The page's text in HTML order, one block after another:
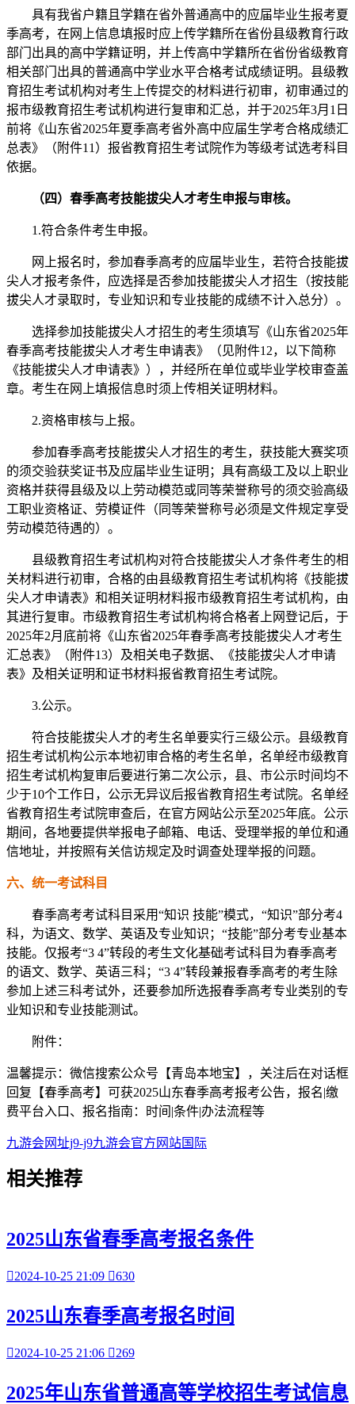
具有我省户籍且学籍在省外普通高中的应届毕业生报考夏
季高考，在网上信息填报时应上传学籍所在省份县级教育行政
部门出具的高中学籍证明，并上传高中学籍所在省份省级教育
相关部门出具的普通高中学业水平合格考试成绩证明。县级教
育招生考试机构对考生上传提交的材料进行初审，初审通过的
报市级教育招生考试机构进行复审和汇总，并于2025年3月1日
前将《山东省2025年夏季高考省外高中应届生学考合格成绩汇
总表》（附件11）报省教育招生考试院作为等级考试选考科目
依据。
（四）春季高考技能拔尖人才考生申报与审核。
1.符合条件考生申报。
网上报名时，参加春季高考的应届毕业生，若符合技能拔
尖人才报考条件，应选择是否参加技能拔尖人才招生（按技能
拔尖人才录取时，专业知识和专业技能的成绩不计入总分）。
选择参加技能拔尖人才招生的考生须填写《山东省2025年
春季高考技能拔尖人才考生申请表》（见附件12，以下简称
《技能拔尖人才申请表》），并经所在单位或毕业学校审查盖
章。考生在网上填报信息时须上传相关证明材料。
2.资格审核与上报。
参加春季高考技能拔尖人才招生的考生，获技能大赛奖项
的须交验获奖证书及应届毕业生证明；具有高级工及以上职业
资格并获得县级及以上劳动模范或同等荣誉称号的须交验高级
工职业资格证、劳模证件（同等荣誉称号必须是文件规定享受
劳动模范待遇的）。
县级教育招生考试机构对符合技能拔尖人才条件考生的相
关材料进行初审，合格的由县级教育招生考试机构将《技能拔
尖人才申请表》和相关证明材料报市级教育招生考试机构，由
其进行复审。市级教育招生考试机构将合格者上网登记后，于
2025年2月底前将《山东省2025年春季高考技能拔尖人才考生
汇总表》（附件13）及相关电子数据、《技能拔尖人才申请
表》及相关证明和证书材料报省教育招生考试院。
3.公示。
符合技能拔尖人才的考生名单要实行三级公示。县级教育
招生考试机构公示本地初审合格的考生名单，名单经市级教育
招生考试机构复审后要进行第二次公示，县、市公示时间均不
少于10个工作日，公示无异议后报省教育招生考试院。名单经
省教育招生考试院审查后，在官方网站公示至2025年底。公示
期间，各地要提供举报电子邮箱、电话、受理举报的单位和通
信地址，并按照有关信访规定及时调查处理举报的问题。
六、统一考试科目
春季高考考试科目采用“知识 技能”模式，“知识”部分考4
科，为语文、数学、英语及专业知识；“技能”部分考专业基本
技能。仅报考“3 4”转段的考生文化基础考试科目为春季高考
的语文、数学、英语三科；“3 4”转段兼报春季高考的考生除
参加上述三科考试外，还要参加所选报春季高考专业类别的专
业知识和专业技能测试。
附件：
温馨提示：微信搜索公众号【青岛本地宝】，关注后在对话框
回复【春季高考】可获2025山东春季高考报考公告，报名|缴
费平台入口、报名指南：时间|条件|办法流程等
九游会网址j9-j9九游会官方网站国际
相关推荐
2025山东省春季高考报名条件
2024-10-25 21:09 630
2025山东春季高考报名时间
2024-10-25 21:06 269
2025年山东省普通高等学校招生考试信息